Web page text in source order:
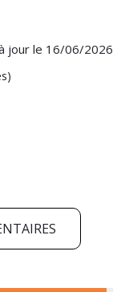
jour le 16/06/2026